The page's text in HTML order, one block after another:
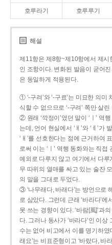
호루라기 호루루기
해설
제11항은 제8항~제10항에서 제시
인 조항이다. 변화된 발음이 굳어
은 동일하게 적용된다.
① ‘-구려’와 ‘-구료’는 미묘한 의미
식할 수 없으므로 ‘-구려’ 쪽만 살린
② 원래 ‘깍정이’였던 말이 ‘ㅣ’ 역
는데, 언어 현실에서 ‘ㅐ’와 ‘ㅔ’
‘ㅐ’를 선호한다는 점에 근거하여
로써 이는 ‘ㅣ’ 역행 동화와는 직
예외로 다루지 않고 여기에서 다
무 따위의 열매를 싸고 있는 술잔
의 말을 그대로 두었다.
③ ‘나무래다, 바래다’는 방언으로
로 삼았다. 그런데 근래 ‘바라다’에
못 쓰는 경향이 있다. ‘바람[風]’과
다. 그러나 동사가 ‘바라다’인 이상
수는 없어 비고에서 이를 명기하였
래요’는 비표준형이고 ‘바랐다, 바